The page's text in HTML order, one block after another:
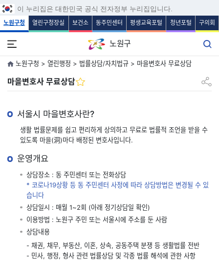
본문 바로가기
주메뉴 바로가기
보조메뉴 바로가기
푸터 바로가기
이 누리집은 대한민국 공식 전자정부 누리집입니다.
노원구청 열린구청장실 보건소 동주민센터 평생교육포털 청년포털 구의회
노원구
노원구청 > 열린행정 > 법률상담/자치법규 > 마을변호사 무료상담
마을변호사 무료상담 공유하
서울시 마을변호사란?
생활 법률문제를 쉽고 편리하게 상의하고 무료로 법률적 조언을 받을 수
있도록 마을(洞)마다 배정된 변호사입니다.
운영개요
상담장소 : 동 주민센터 또는 전화상담
* 코로나19상황 등 동 주민센터 사정에 따라 상담방법은 변경될 수 있
습니다
상담일시 : 매월 1~2회 (아래 정기상담일 확인)
이용방법 : 노원구 주민 또는 서울시에 주소를 둔 사람
상담내용
- 채권, 채무, 부동산, 이혼, 상속, 공동주택 분쟁 등 생활법률 전반
- 민사, 행정, 형사 관련 법률상담 및 각종 법률 해석에 관한 사항